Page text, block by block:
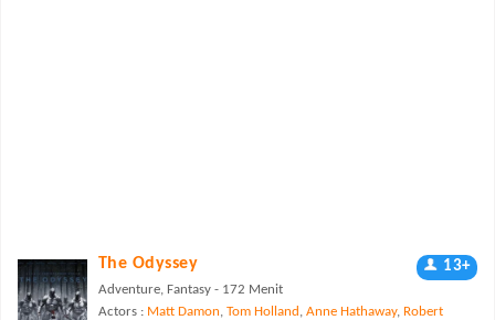
The Odyssey 13+
Adventure, Fantasy - 172 Menit
Actors : Matt Damon, Tom Holland , Anne Hathaway, Robert